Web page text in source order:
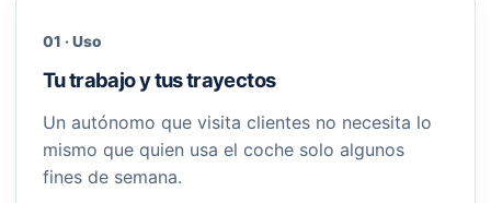
01 · Uso
Tu trabajo y tus trayectos
Un autónomo que visita clientes no necesita lo
mismo que quien usa el coche solo algunos
fines de semana.